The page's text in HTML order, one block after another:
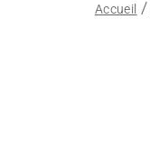
Accueil